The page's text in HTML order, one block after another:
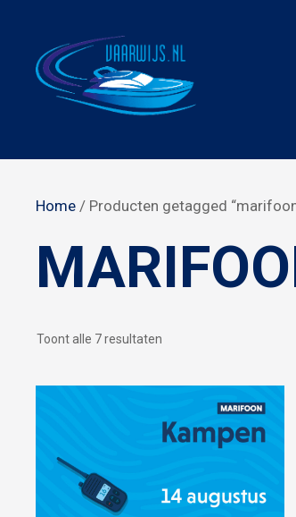
inhoud
Home / Producten getagged
Toont alle 7 resultaten